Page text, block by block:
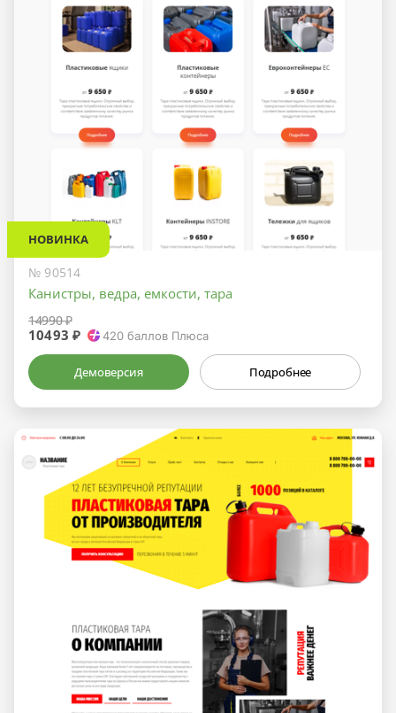
НОВИНКА
№ 90514
Канистры, ведра, емкости, тара
14990 ₽
10493 ₽ 420 баллов Плюса
Демоверсия Подробнее